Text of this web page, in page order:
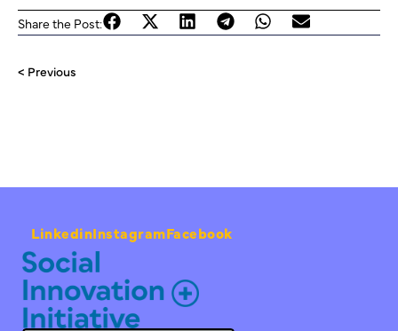
Share the Post:
< Previous
LinkedinInstagramFacebook